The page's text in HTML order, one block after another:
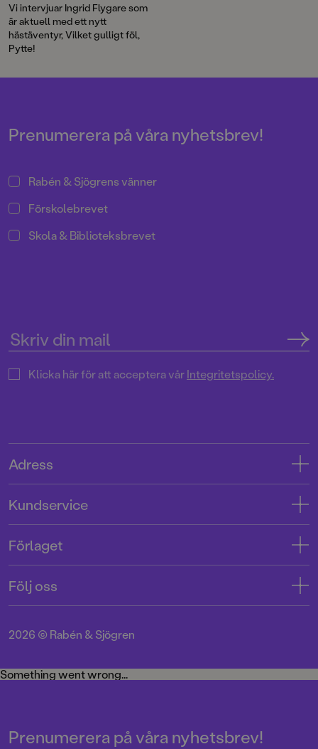
Vi intervjuar Ingrid Flygare som
är aktuell med ett nytt
hästäventyr, Vilket gulligt föl,
Pytte!
Prenumerera på våra nyhetsbrev!
Rabén & Sjögrens vänner
Förskolebrevet
Skola & Biblioteksbrevet
Klicka här för att acceptera vårIntegritetspolicy.
Adress
Tryckerigatan 4
103 12 Stockholm
Org.nr: 556045-7748
Kundservice
Användarvillkor intressenter
Integritetspolicy
Cookie Policy
Förlaget
Miljö och hållbarhet
Följ oss
Instagram
Twitter
2026 © Rabén & Sjögren
Something went wrong...
Prenumerera på våra nyhetsbrev!